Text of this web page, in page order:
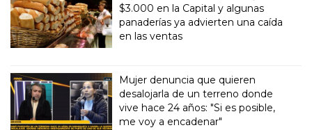
$3.000 en la Capital y algunas
panaderías ya advierten una caída
en las ventas
Mujer denuncia que quieren
desalojarla de un terreno donde
vive hace 24 años: "Si es posible,
me voy a encadenar"